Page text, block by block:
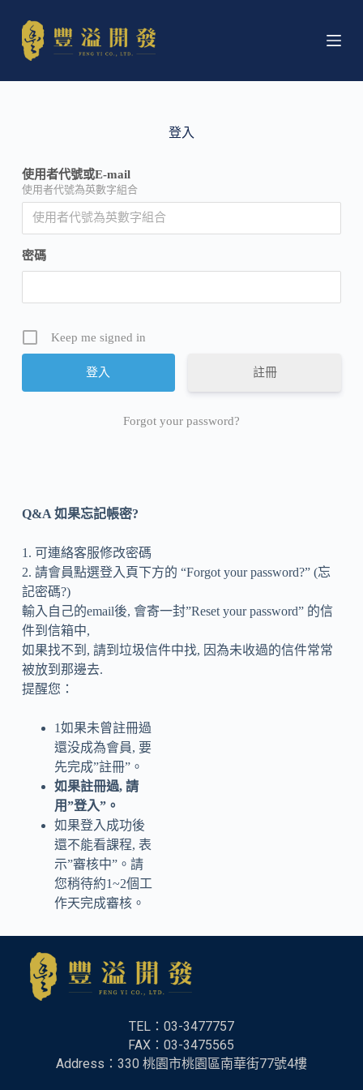
跳
至
主
登入
使用者代號或E-mail
使用者代號為英數字組合
密碼
Keep me signed in
註冊
Forgot your password?
Q&A 如果忘記帳密?
1. 可連絡客服修改密碼
2. 請會員點選登入頁下方的 “Forgot your password?” (忘
記密碼?)
輸入自己的email後, 會寄一封”Reset your password” 的信
件到信箱中,
如果找不到, 請到垃圾信件中找, 因為未收過的信件常常
被放到那邊去.
提醒您：
1如果未曾註冊過
還没成為會員, 要
先完成”註冊”。
如果註冊過, 請
用”登入”。
如果登入成功後
還不能看課程, 表
示”審核中”。請
您稍待約1~2個工
作天完成審核。
TEL：03-3477757
FAX：03-3475565
Address：330 桃園市桃園區南華街77號4樓